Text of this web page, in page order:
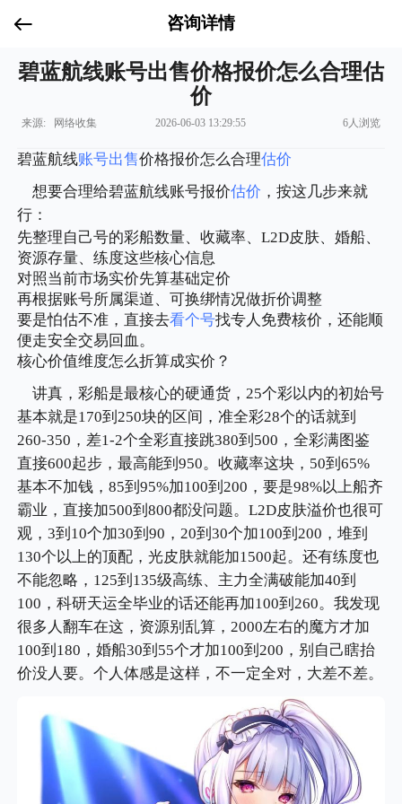
咨询详情
碧蓝航线账号出售价格报价怎么合理估
价
来源: 网络收集 2026-06-03 13:29:55 6人浏览
碧蓝航线账号出售价格报价怎么合理估价
想要合理给碧蓝航线账号报价估价 ，按这几步来就
行：
先整理自己号的彩船数量、收藏率、L2D皮肤、婚船、
资源存量、练度这些核心信息
对照当前市场实价先算基础定价
再根据账号所属渠道、可换绑情况做折价调整
要是怕估不准，直接去看个号找专人免费核价，还能顺
便走安全交易回血。
核心价值维度怎么折算成实价？
讲真，彩船是最核心的硬通货，25个彩以内的初始号
基本就是170到250块的区间，准全彩28个的话就到
260-350，差1-2个全彩直接跳380到500，全彩满图鉴
直接600起步，最高能到950。收藏率这块，50到65%
基本不加钱，85到95%加100到200，要是98%以上船齐
霸业，直接加500到800都没问题。L2D皮肤溢价也很可
观，3到10个加30到90，20到30个加100到200，堆到
130个以上的顶配，光皮肤就能加1500起。还有练度也
不能忽略，125到135级高练、主力全满破能加40到
100，科研天运全毕业的话还能再加100到260。我发现
很多人翻车在这，资源别乱算，2000左右的魔方才加
100到180，婚船30到55个才加100到200，别自己瞎抬
价没人要。个人体感是这样，不一定全对，大差不差。